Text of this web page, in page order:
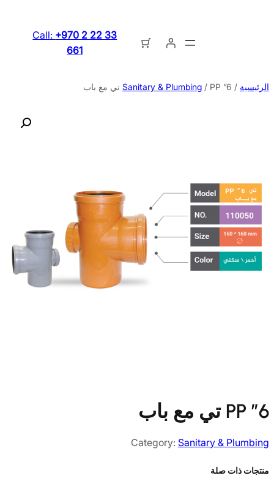
Call: +970 2 22 33
661
الرئيسية /
Sanitary & Plumbing / PP ”6 تي مع باب
PP ”6 تي مع باب
Category: Sanitary & Plumbing
منتجات ذات صلة